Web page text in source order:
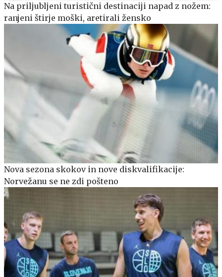
Na priljubljeni turistični destinaciji napad z nožem:
ranjeni štirje moški, aretirali žensko
Nova sezona skokov in nove diskvalifikacije:
Norvežanu se ne zdi pošteno